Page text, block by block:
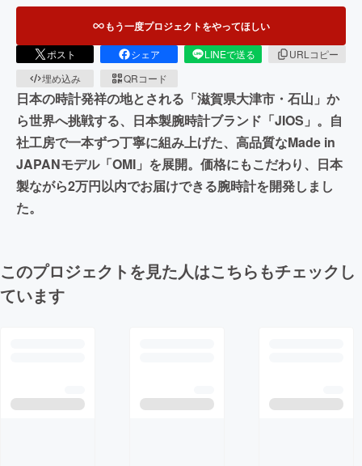
もう一度プロジェクトをやってほしい
ポスト シェア LINEで送る
URLコピー
埋め込み
QRコード
日本の時計発祥の地とされる「滋賀県大津市・石山」か
ら世界へ挑戦する、日本製腕時計ブランド「JIOS」。自
社工房で一本ずつ丁寧に組み上げた、高品質なMade in
JAPANモデル「OMI」を展開。価格にもこだわり、日本
製ながら2万円以内でお届けできる腕時計を開発しまし
た。
このプロジェクトを見た人はこちらもチェックし
ています